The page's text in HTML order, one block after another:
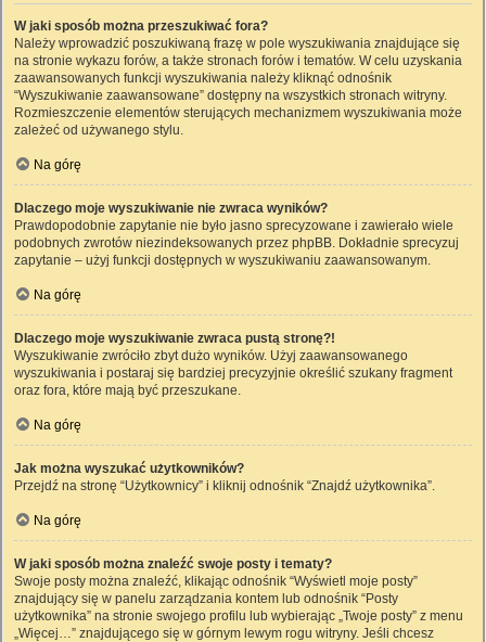
W jaki sposób można przeszukiwać fora?
Należy wprowadzić poszukiwaną frazę w pole wyszukiwania znajdujące się
na stronie wykazu forów, a także stronach forów i tematów. W celu uzyskania
zaawansowanych funkcji wyszukiwania należy kliknąć odnośnik
“Wyszukiwanie zaawansowane” dostępny na wszystkich stronach witryny.
Rozmieszczenie elementów sterujących mechanizmem wyszukiwania może
zależeć od używanego stylu.
Na górę
Dlaczego moje wyszukiwanie nie zwraca wyników?
Prawdopodobnie zapytanie nie było jasno sprecyzowane i zawierało wiele
podobnych zwrotów niezindeksowanych przez phpBB. Dokładnie sprecyzuj
zapytanie – użyj funkcji dostępnych w wyszukiwaniu zaawansowanym.
Na górę
Dlaczego moje wyszukiwanie zwraca pustą stronę?!
Wyszukiwanie zwróciło zbyt dużo wyników. Użyj zaawansowanego
wyszukiwania i postaraj się bardziej precyzyjnie określić szukany fragment
oraz fora, które mają być przeszukane.
Na górę
Jak można wyszukać użytkowników?
Przejdź na stronę “Użytkownicy” i kliknij odnośnik “Znajdź użytkownika”.
Na górę
W jaki sposób można znaleźć swoje posty i tematy?
Swoje posty można znaleźć, klikając odnośnik “Wyświetl moje posty”
znajdujący się w panelu zarządzania kontem lub odnośnik “Posty
użytkownika” na stronie swojego profilu lub wybierając „Twoje posty” z menu
„Więcej…” znajdującego się w górnym lewym rogu witryny. Jeśli chcesz